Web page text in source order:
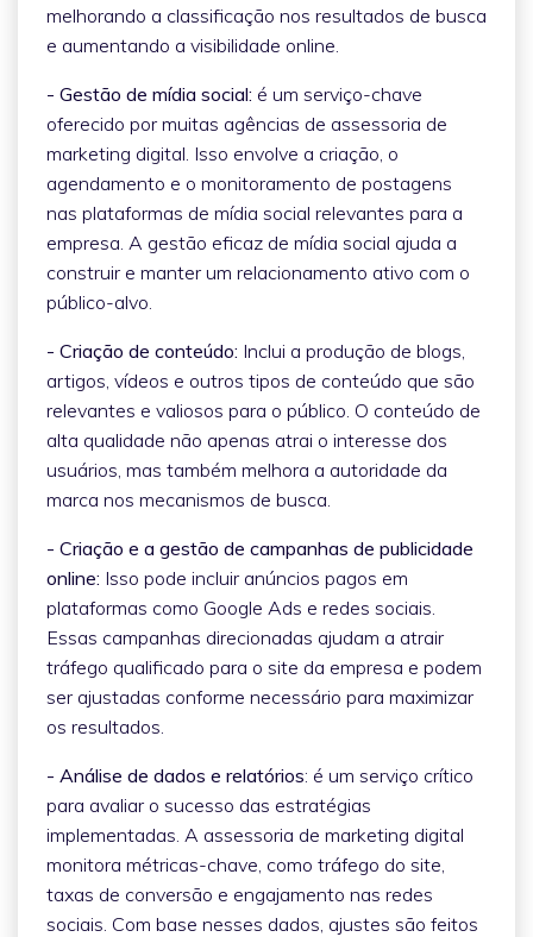
melhorando a classificação nos resultados de busca
e aumentando a visibilidade online.
- Gestão de mídia social: é um serviço-chave
oferecido por muitas agências de assessoria de
marketing digital. Isso envolve a criação, o
agendamento e o monitoramento de postagens
nas plataformas de mídia social relevantes para a
empresa. A gestão eficaz de mídia social ajuda a
construir e manter um relacionamento ativo com o
público-alvo.
- Criação de conteúdo: Inclui a produção de blogs,
artigos, vídeos e outros tipos de conteúdo que são
relevantes e valiosos para o público. O conteúdo de
alta qualidade não apenas atrai o interesse dos
usuários, mas também melhora a autoridade da
marca nos mecanismos de busca.
- Criação e a gestão de campanhas de publicidade
online: Isso pode incluir anúncios pagos em
plataformas como Google Ads e redes sociais.
Essas campanhas direcionadas ajudam a atrair
tráfego qualificado para o site da empresa e podem
ser ajustadas conforme necessário para maximizar
os resultados.
- Análise de dados e relatórios: é um serviço crítico
para avaliar o sucesso das estratégias
implementadas. A assessoria de marketing digital
monitora métricas-chave, como tráfego do site,
taxas de conversão e engajamento nas redes
sociais. Com base nesses dados, ajustes são feitos